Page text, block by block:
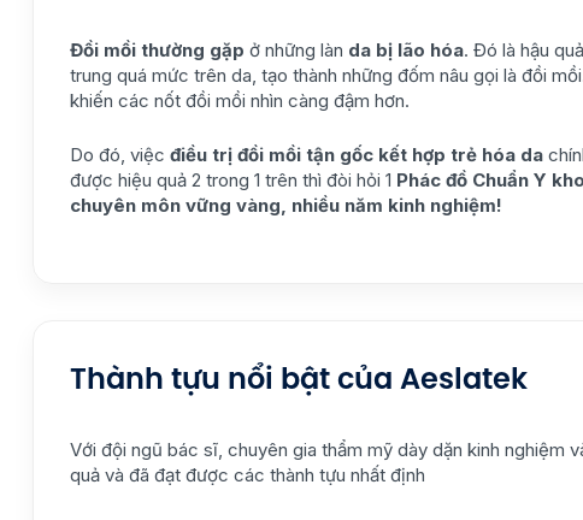
Đồi mồi thường gặp ở những làn da bị lão hóa. Đó là hậu
trung quá mức trên da, tạo thành những đốm nâu gọi là đồi
khiến các nốt đồi mồi nhìn càng đậm hơn.
Do đó, việc điều trị đồi mồi tận gốc kết hợp trẻ hóa da
được hiệu quả 2 trong 1 trên thì đòi hỏi 1 Phác đồ Chuẩn Y
chuyên môn vững vàng, nhiều năm kinh nghiệm!
Thành tựu nổi bật của Aeslatek
Với đội ngũ bác sĩ, chuyên gia thẩm mỹ dày dặn kinh nghiệm
quả và đã đạt được các thành tựu nhất định